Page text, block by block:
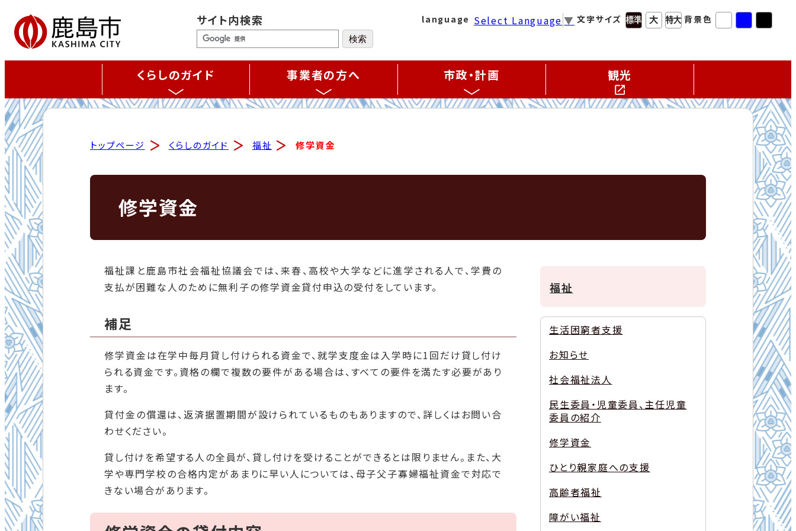
サイト内検索 language Select Language ▼ 文字サイズ 背景色
くらしのガイド 事業者の方へ 市政・計画 観光
トップページ くらしのガイド 福祉 修学資金
修学資金
福祉課と鹿島市社会福祉協議会では、来春、高校や大学などに進学される人で、学費の
支払が困難な人のために無利子の修学資金貸付申込の受付をしています。
補足
修学資金は在学中毎月貸し付けられる資金で、就学支度金は入学時に1回だけ貸し付け
られる資金です。資格の欄で複数の要件がある場合は、すべての要件を満たす必要があり
ます。
貸付金の償還は、返済据置期間が設けられているものもありますので、詳しくはお問い合
わせください。
貸し付けを希望する人の全員が、貸し付けを受けることができるとは限りません。また、大
学や専門学校の合格内定があまりに早い人については、母子父子寡婦福祉資金で対応で
きない場合があります。
福祉
生活困窮者支援
お知らせ
社会福祉法人
民生委員・児童委員、主任児童
委員の紹介
修学資金
ひとり親家庭への支援
高齢者福祉
障がい福祉